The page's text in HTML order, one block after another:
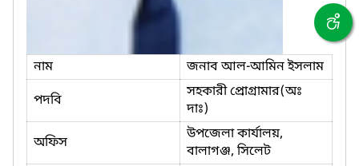
নাম
জনাব আল-আমিন ইসলাম
পদবি
সহকারী প্রোগ্রামার(অঃ
দাঃ)
অফিস
উপজেলা কার্যালয়,
বালাগঞ্জ, সিলেট